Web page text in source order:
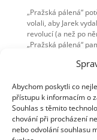
Abychom poskytli co
přístupu k informacím o
Souhlas s těmito
chování při procházení
nebo odvolání souhlasu
„Pražská pálená“
volali, aby Jarek
revolucí (a než po
„Pražská pálená“
Podrobnosti o turné,
stáhnutí a další věci
https://